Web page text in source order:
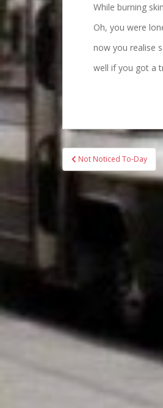
While burning
Oh, you were
now you realise
well if you got a
Bericht
navigatie
Not Noticed To-Day